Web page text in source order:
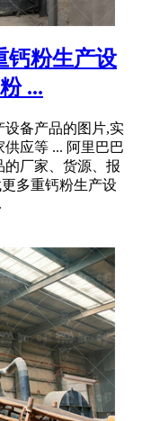
钙粉生产设
...
设备产品的图片,实
应等 ... 阿里巴巴
的厂家、货源、报
多重钙粉生产设